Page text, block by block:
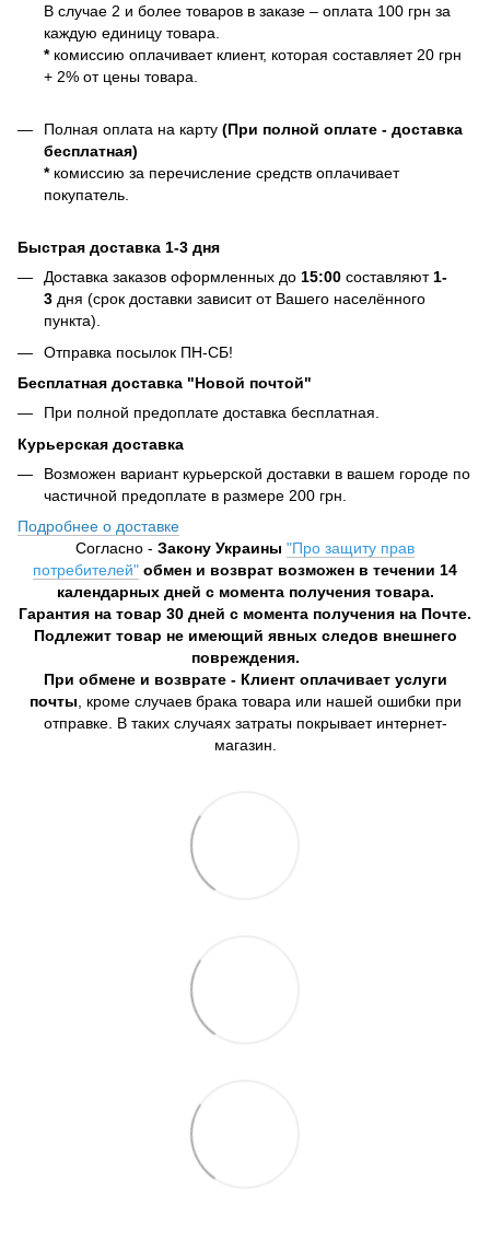
В случае 2 и более товаров в заказе – оплата 100 грн за
каждую единицу товара.
* комиссию оплачивает клиент, которая составляет 20 грн
+ 2% от цены товара.
Полная оплата на карту (При полной оплате - доставка
бесплатная)
* комиссию за перечисление средств оплачивает
покупатель.
Быстрая доставка 1-3 дня
Доставка заказов оформленных до 15:00 составляют1-
3 дня (срок доставки зависит от Вашего населённого
пункта).
Отправка посылок ПН-СБ!
Бесплатная доставка "Новой почтой"
При полной предоплате доставка бесплатная.
Курьерская доставка
Возможен вариант курьерской доставки в вашем городе по
частичной предоплате в размере 200 грн.
Подробнее о доставке
Согласно - Закону Украины "Про защиту прав
потребителей" обмен и возврат возможен в течении 14
календарных дней с момента получения товара.
Гарантия на товар 30 дней с момента получения на Почте.
Подлежит товар не имеющий явных следов внешнего
повреждения.
При обмене и возврате - Клиент оплачивает услуги
почты , кроме случаев брака товара или нашей ошибки при
отправке. В таких случаях затраты покрывает интернет-
магазин.